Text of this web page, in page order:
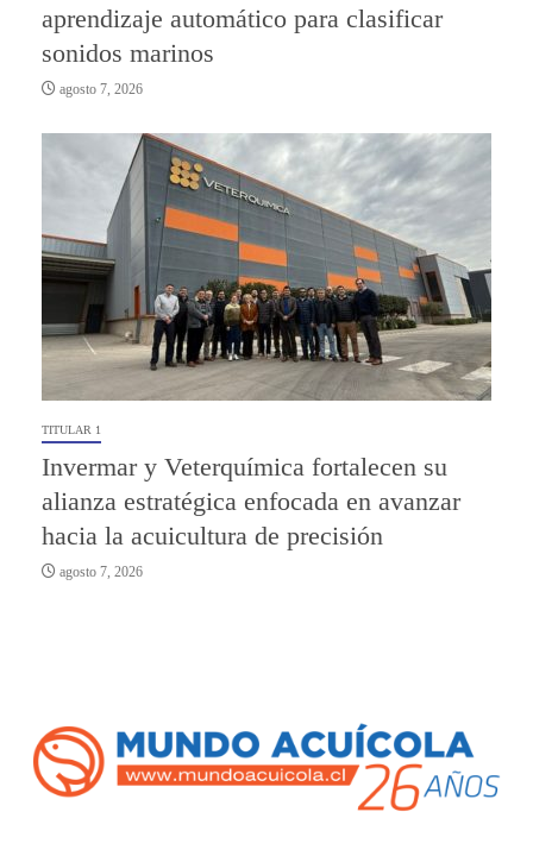
aprendizaje automático para clasificar
sonidos marinos
agosto 7, 2026
TITULAR 1
Invermar y Veterquímica fortalecen su
alianza estratégica enfocada en avanzar
hacia la acuicultura de precisión
agosto 7, 2026